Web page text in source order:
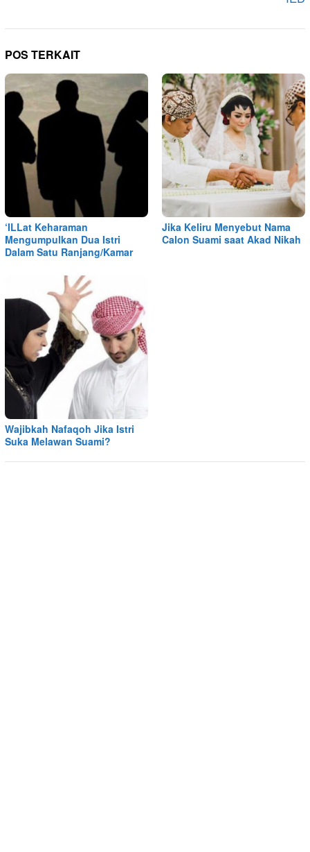
POS TERKAIT
‘ILLat Keharaman
Mengumpulkan Dua Istri
Dalam Satu Ranjang/Kamar
Jika Keliru Menyebut Nama
Calon Suami saat Akad Nikah
Wajibkah Nafaqoh Jika Istri
Suka Melawan Suami?